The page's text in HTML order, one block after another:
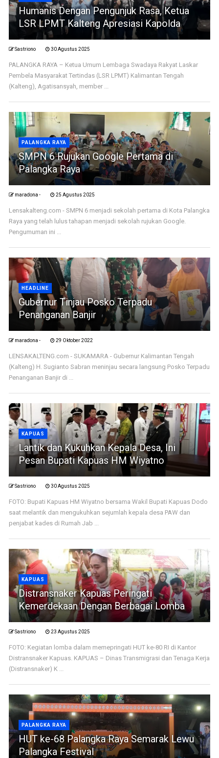
Humanis Dengan Pengunjuk Rasa, Ketua
LSR LPMT Kalteng Apresiasi Kapolda
Sastriono 30 Agustus 2025
PALANGKA RAYA – Ketua Umum Lembaga Swadaya Rakyat Laskar
Pembela Masyarakat Tertindas (LSR LPMT) Kalimantan Tengah
(Kalteng), Agatisansyah, member ...
PALANGKA RAYA
SMPN 6 Rujukan Google Pertama di
Palangka Raya
maradona - 25 Agustus 2025
Lensakalteng.com - SMPN 6 menjadi sekolah pertama di Kota Palangka
Raya yang telah lulus tahapan menjadi sekolah rujukan Google.
Pengumuman ini ...
HEADLINE
Gubernur Tinjau Posko Terpadu
Penanganan Banjir
maradona - 29 Oktober 2022
LENSAKALTENG.com - SUKAMARA - Gubernur Kalimantan Tengah
(Kalteng) H. Sugianto Sabran meninjau secara langsung Posko Terpadu
Penanganan Banjir di ...
KAPUAS
Lantik dan Kukuhkan Kepala Desa, Ini
Pesan Bupati Kapuas HM Wiyatno
Sastriono 30 Agustus 2025
FOTO: Bupati Kapuas HM Wiyatno bersama Wakil Bupati Kapuas Dodo
saat melantik dan mengukuhkan sejumlah kepala desa PAW dan
penjabat kades di Rumah Jab ...
KAPUAS
Distransnaker Kapuas Peringati
Kemerdekaan Dengan Berbagai Lomba
Sastriono 23 Agustus 2025
FOTO: Kegiatan lomba dalam memepringati HUT ke-80 RI di Kantor
Distransnaker Kapuas. KAPUAS – Dinas Transmigrasi dan Tenaga Kerja
(Distransnaker) K ...
PALANGKA RAYA
HUT ke-68 Palangka Raya Semarak Lewu
Palangka Festival